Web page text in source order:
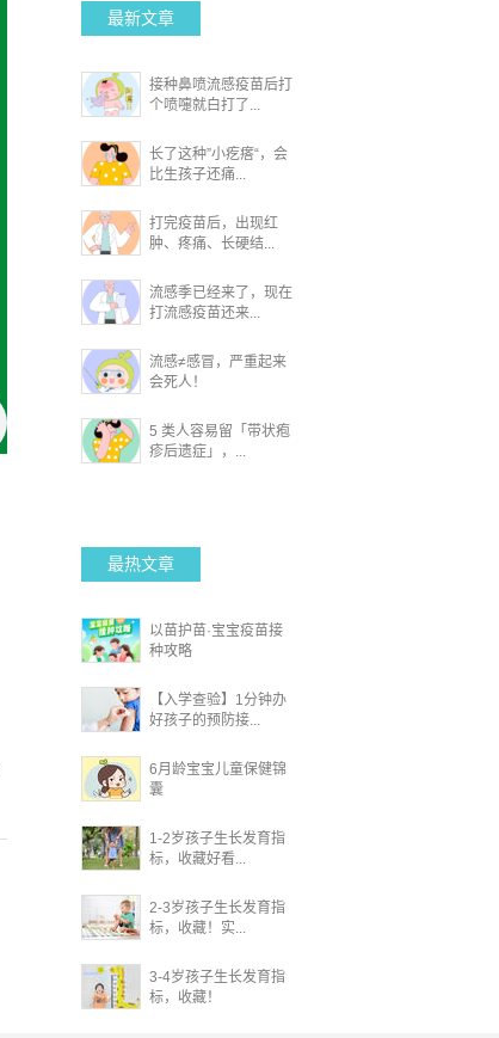
最新文章
接种鼻喷流感疫苗后打
个喷嚏就白打了...
长了这种”小疙瘩“，会
比生孩子还痛...
打完疫苗后，出现红
肿、疼痛、长硬结...
流感季已经来了，现在
打流感疫苗还来...
流感≠感冒，严重起来
会死人！
5 类人容易留「带状疱
疹后遗症」，...
最热文章
以苗护苗·宝宝疫苗接
种攻略
【入学查验】1分钟办
好孩子的预防接...
6月龄宝宝儿童保健锦
囊
1-2岁孩子生长发育指
标，收藏好看...
2-3岁孩子生长发育指
标，收藏！实...
3-4岁孩子生长发育指
标，收藏！